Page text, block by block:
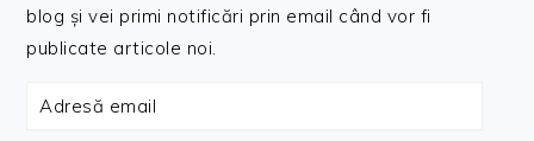
blog și vei primi notificări prin email când vor fi
publicate articole noi.
Adresă